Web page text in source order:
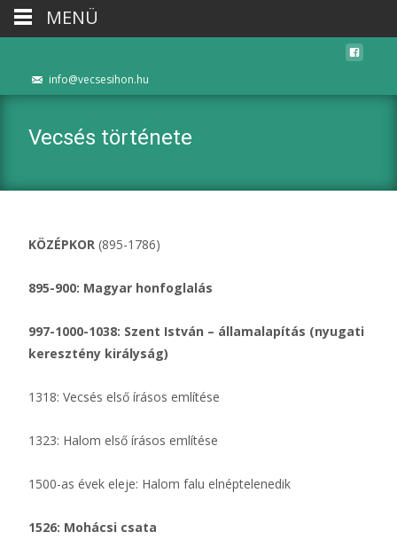
info@vecsesihon.hu
Vecsés története
KÖZÉPKOR (895-1786)
895-900: Magyar honfoglalás
997-1000-1038: Szent István – államalapítás (nyugati
keresztény királyság)
1318: Vecsés első írásos említése
1323: Halom első írásos említése
1500-as évek eleje: Halom falu elnéptelenedik
1526: Mohácsi csata
MENÜ